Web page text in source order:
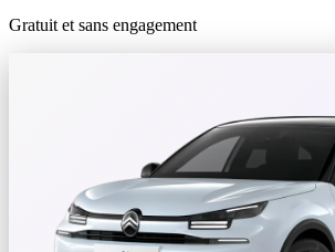
Gratuit et sans engagement